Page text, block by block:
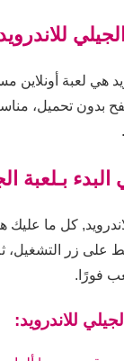
هي لعبة أونلاين
بدون تحميل،
بـلعبة
كل ما عليك
على زر التشغيل،
فورًا.
للاندرويد: